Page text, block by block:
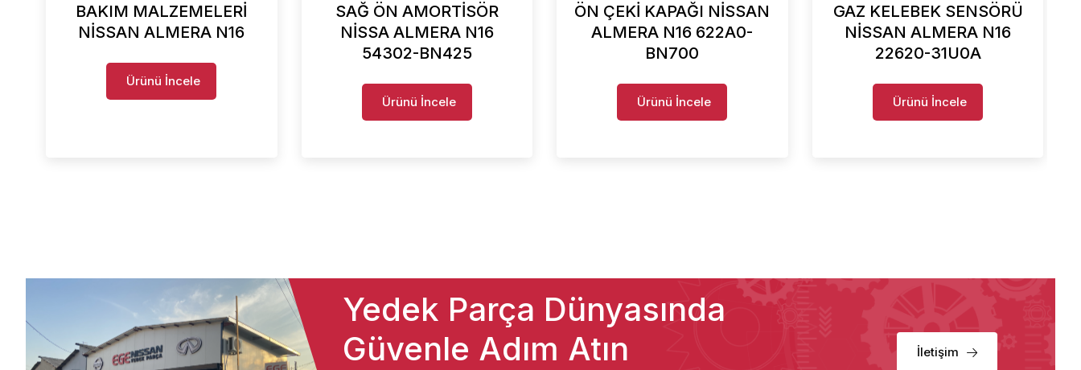
BAKIM MALZEMELERİ
NİSSAN ALMERA N16
Ürünü İncele
SAĞ ÖN AMORTİSÖR
NİSSA ALMERA N16
54302-BN425
Ürünü İncele
ÖN ÇEKİ KAPAĞI NİSSAN
ALMERA N16 622A0-
BN700
Ürünü İncele
GAZ KELEBEK SENSÖRÜ
NİSSAN ALMERA N16
22620-31U0A
Ürünü İncele
Yedek Parça Dünyasında
Güvenle Adım Atın
İletişim